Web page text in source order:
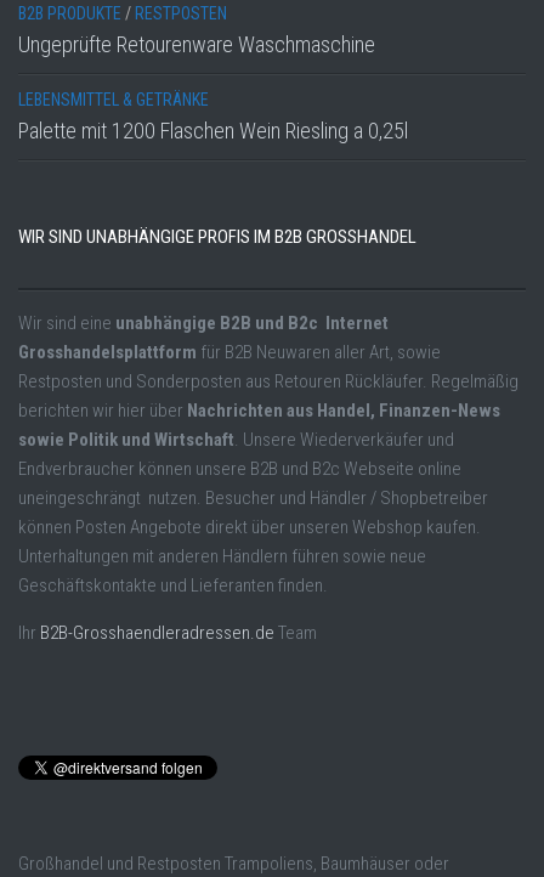
B2B PRODUKTE / RESTPOSTEN
Ungeprüfte Retourenware Waschmaschine
LEBENSMITTEL & GETRÄNKE
Palette mit 1200 Flaschen Wein Riesling a 0,25l
WIR SIND UNABHÄNGIGE PROFIS IM B2B GROSSHANDEL
Wir sind eine unabhängige B2B und B2c Internet
Grosshandelsplattform für B2B Neuwaren aller Art, sowie
Restposten und Sonderposten aus Retouren Rückläufer. Regelmäßig
berichten wir hier über Nachrichten aus Handel, Finanzen-News
sowie Politik und Wirtschaft. Unsere Wiederverkäufer und
Endverbraucher können unsere B2B und B2c Webseite online
uneingeschrängt nutzen. Besucher und Händler / Shopbetreiber
können Posten Angebote direkt über unseren Webshop kaufen.
Unterhaltungen mit anderen Händlern führen sowie neue
Geschäftskontakte und Lieferanten finden.
Ihr B2B-Grosshaendleradressen.de Team
Großhandel und Restposten Trampoliens, Baumhäuser oder